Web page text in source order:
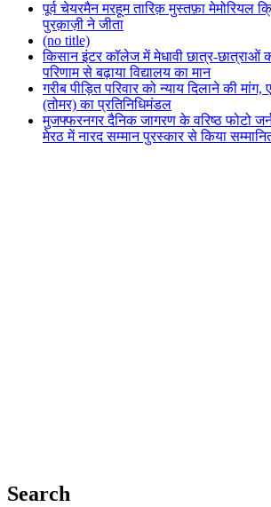
पूर्व चेयरमैन मरहूम तारिक़ मुस्तफ़ा मेमोरियल
पुरक़ाज़ी ने जीता
(no title)
किसान इंटर कॉलेज में मेधावी छात्र-छात्राओं
परिणाम से बढ़ाया विद्यालय का मान
गरीब पीड़ित परिवार को न्याय दिलाने की
(तोमर) का प्रतिनिधिमंडल
मुजफ्फरनगर दैनिक जागरण के वरिष्ठ फोटो
मेरठ में नारद सम्मान पुरस्कार से किया
Search